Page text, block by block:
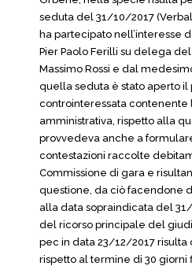
seduta del 31/10/2017
ha partecipato nell’interesse
Pier Paolo Ferilli su delega
Massimo Rossi e dal
quella seduta è stato aperto
controinteressata
amministrativa, rispetto alla
provvedeva anche a
contestazioni raccolte
Commissione di gara e
questione, da ciò facendone
alla data sopraindicata del
del ricorso principale del
pec in data 23/12/2017
rispetto al termine di 30 giorni